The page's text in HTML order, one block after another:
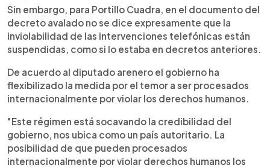
Sin embargo, para Portillo Cuadra, en el documento del
decreto avalado no se dice expresamente que la
inviolabilidad de las intervenciones telefónicas están
suspendidas, como si lo estaba en decretos anteriores.
De acuerdo al diputado arenero el gobierno ha
flexibilizado la medida por el temor a ser procesados
internacionalmente por violar los derechos humanos.
"Este régimen está socavando la credibilidad del
gobierno, nos ubica como un país autoritario. La
posibilidad de que pueden procesados
internacionalmente por violar derechos humanos los